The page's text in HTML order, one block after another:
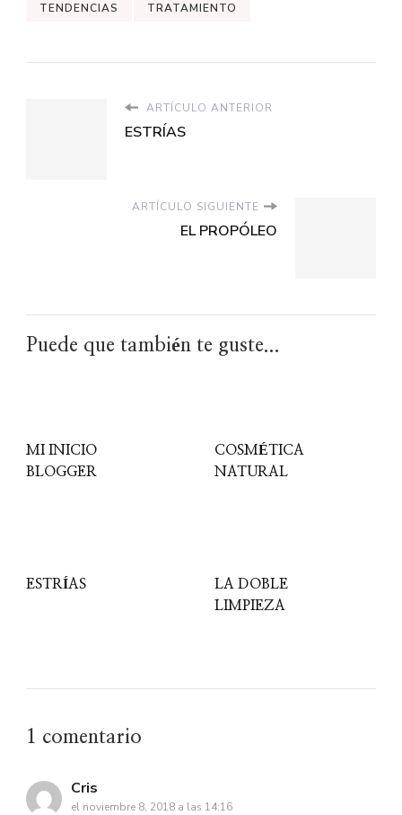
TENDENCIAS TRATAMIENTO
ARTÍCULO ANTERIOR
ESTRÍAS
ARTÍCULO SIGUIENTE
EL PROPÓLEO
Puede que también te guste...
MI INICIO
BLOGGER
COSMÉTICA
NATURAL
ESTRÍAS
LA DOBLE
LIMPIEZA
1 comentario
Cris
el noviembre 8, 2018 a las 14:16